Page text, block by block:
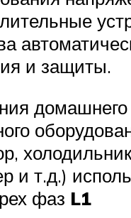
и защиты.
домашнего
и т.д.)
фаз L1